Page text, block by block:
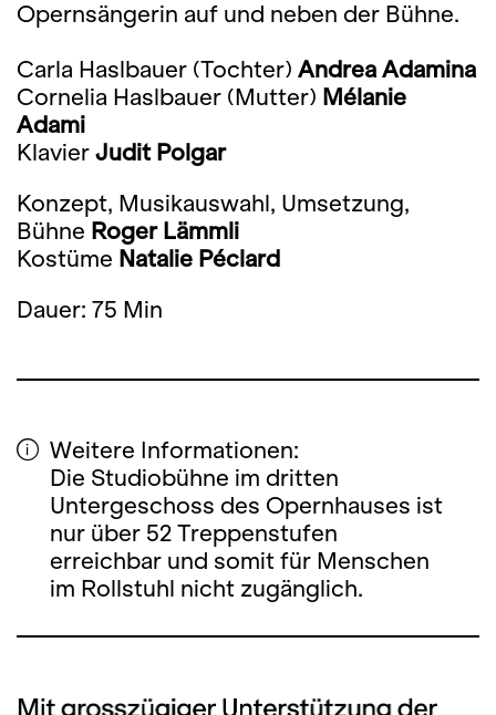
Opernsängerin auf und neben der Bühne.
Carla Haslbauer (Tochter) Andrea Adamina
Cornelia Haslbauer (Mutter) Mélanie
Adami
Klavier Judit Polgar
Konzept, Musikauswahl, Umsetzung,
Bühne Roger Lämmli
Kostüme Natalie Péclard
Dauer: 75 Min
Weitere Informationen:
Die Studiobühne im dritten
Untergeschoss des Opernhauses ist
nur über 52 Treppenstufen
erreichbar und somit für Menschen
im Rollstuhl nicht zugänglich.